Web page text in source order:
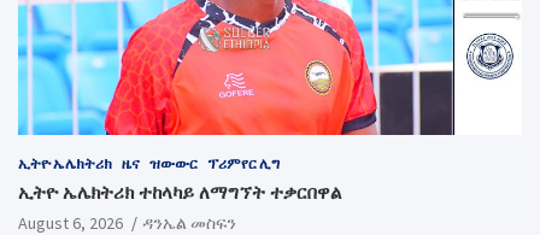
ኢትዮ ኤሌክትሪክ ዜና ዝውውር ፕሪምየር ሊግ
ኢትዮ ኤሌክትሪክ ተከላካይ ለማግኘት ተቃርበዋል
August 6, 2026 ዳንኤል መስፍን